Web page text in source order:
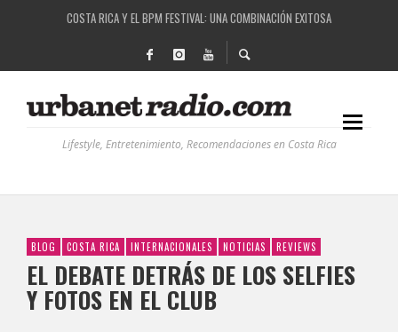
RUTAS NATURBANAS: EL PROYECTO QUE ESTÁ TRANSFORMANDO LA CALIDAD DE
LA HISTORIA DETRÁS DE LA MÚSICA ELECTRÓNICA: BBC RADIOPHONIC WORKSHOP
RECORDANDO LA EXPERIENCIA BPM: UN REVIEW DE LA PRIMERA EDICIÓN QUE
Lifestyle, Entretenimiento, Recomendaciones en Costa Rica
BLOG COSTA RICA INTERNACIONALES NOTICIAS REVIEWS
EL DEBATE DETRÁS DE LOS SELFIES
Y FOTOS EN EL CLUB